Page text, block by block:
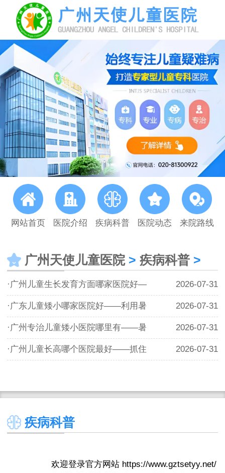
网站首页 医院介绍 疾病科普 医院动态 来院路线
广州天使儿童医院> 疾病科普 >
·广州儿童生长发育方面哪家医院好— 2026-07-31
·广东儿童矮小哪家医院好——利用暑 2026-07-31
·广州专治儿童矮小医院哪里有——暑 2026-07-31
·广州儿童长高哪个医院最好——抓住 2026-07-31
疾病科普
欢迎登录官方网站 https://www.gztsetyy.net/